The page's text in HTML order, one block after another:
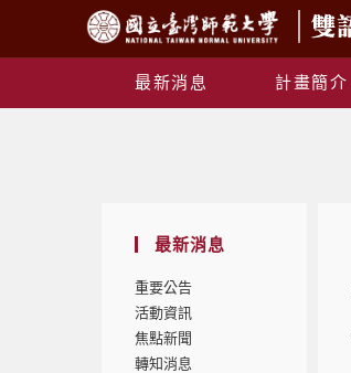
最新消息 計畫簡介
最新消息
重要公告
活動資訊
焦點新聞
轉知消息